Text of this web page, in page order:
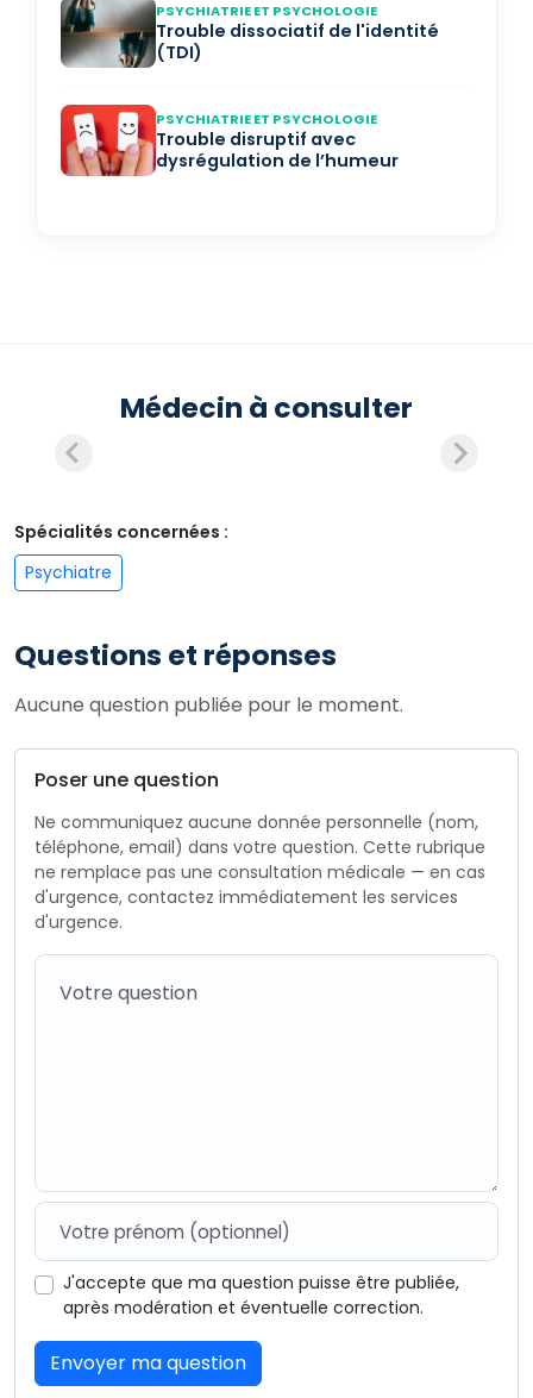
PSYCHIATRIE ET PSYCHOLOGIE
Trouble dissociatif de l'identité
(TDI)
PSYCHIATRIE ET PSYCHOLOGIE
Trouble disruptif avec
dysrégulation de l’humeur
Médecin à consulter
Spécialités concernées :
Psychiatre
Questions et réponses
Aucune question publiée pour le moment.
Poser une question
Ne communiquez aucune donnée personnelle (nom,
téléphone, email) dans votre question. Cette rubrique
ne remplace pas une consultation médicale — en cas
d'urgence, contactez immédiatement les services
d'urgence.
J'accepte que ma question puisse être publiée,
après modération et éventuelle correction.
Envoyer ma question